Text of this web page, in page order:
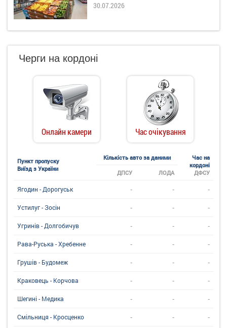
30.07.2026
Черги на кордоні
Онлайн камери Час очікування
Пункт пропуску
Виїзд з України
Кількість авто за даними
Час на
кордоні
ДФСУ
ДПСУ ЛОДА
Ягодин - Дорогуськ - - -
Устилуг - Зосін - - -
Угринiв - Долгобичув - - -
Рава-Руська - Хребенне - - -
Грушів - Будомеж - - -
Краковець - Корчова - - -
Шегині - Медика - - -
Смільниця - Кросценко - - -